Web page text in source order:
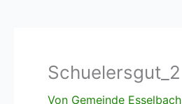
Schuelersgut_2
Von Gemeinde Esselbach